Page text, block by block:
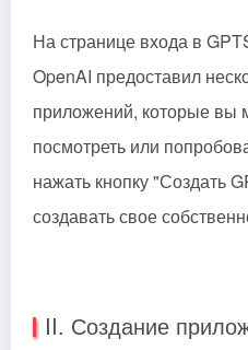
На странице входа в
OpenAI предоставил
приложений, которые вы
посмотреть или
нажать кнопку "Создать
создавать свое
II. Создание